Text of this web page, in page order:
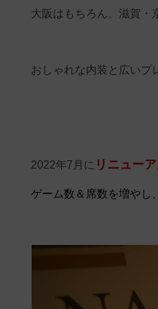
大阪はもちろん、滋賀・
おしゃれな内装と広いプ
2022年7月に リニュー
ゲーム数＆席数を増やし